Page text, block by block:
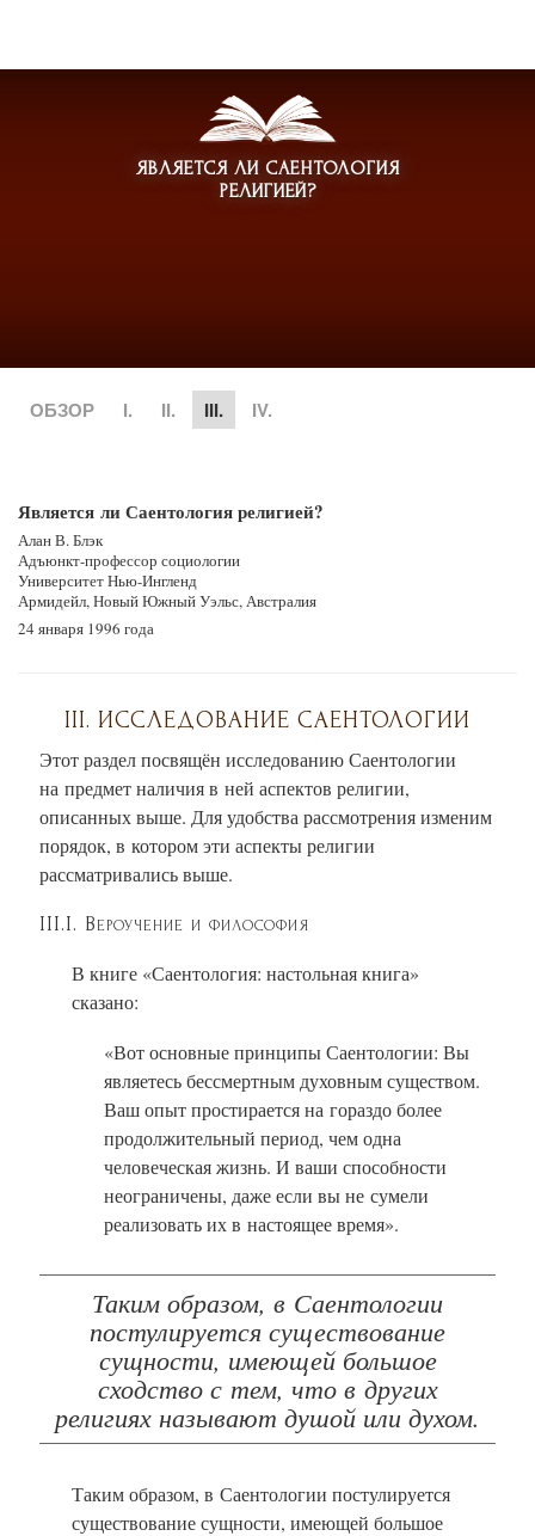
ЯВЛЯЕТСЯ ЛИ САЕНТОЛОГИЯ
РЕЛИГИЕЙ?
ОБЗОР I. II. III. IV.
Является ли Саентология религией?
Алан В. Блэк
Адъюнкт-профессор социологии
Университет Нью-Ингленд
Армидейл, Новый Южный Уэльс, Австралия
24 января 1996 года
III. ИССЛЕДОВАНИЕ САЕНТОЛОГИИ
Этот раздел посвящён исследованию Саентологии
на предмет наличия в ней аспектов религии,
описанных выше. Для удобства рассмотрения изменим
порядок, в котором эти аспекты религии
рассматривались выше.
III.I. Вероучение и философия
В книге «Саентология: настольная книга»
сказано:
«Вот основные принципы Саентологии: Вы
являетесь бессмертным духовным существом.
Ваш опыт простирается на гораздо более
продолжительный период, чем одна
человеческая жизнь. И ваши способности
неограничены, даже если вы не сумели
реализовать их в настоящее время».
Таким образом, в Саентологии
постулируется существование
сущности, имеющей большое
сходство с тем, что в других
религиях называют душой или духом.
Таким образом, в Саентологии постулируется
существование сущности, имеющей большое